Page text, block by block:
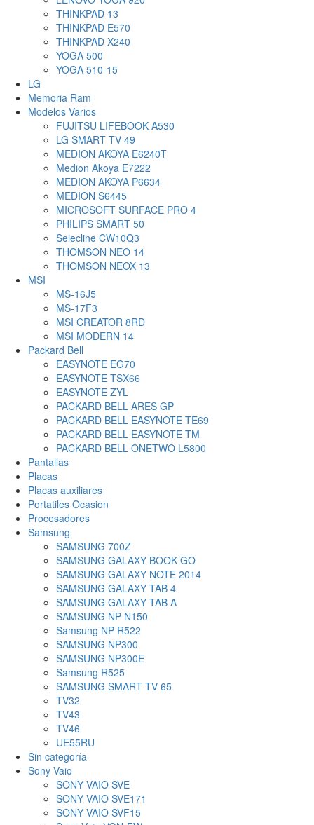
THINKPAD 13
THINKPAD E570
THINKPAD X240
YOGA 500
YOGA 510-15
LG
Memoria Ram
Modelos Varios
FUJITSU LIFEBOOK A530
LG SMART TV 49
MEDION AKOYA E6240T
Medion Akoya E7222
MEDION AKOYA P6634
MEDION S6445
MICROSOFT SURFACE PRO 4
PHILIPS SMART 50
Selecline CW10Q3
THOMSON NEO 14
THOMSON NEOX 13
MSI
MS-16J5
MS-17F3
MSI CREATOR 8RD
MSI MODERN 14
Packard Bell
EASYNOTE EG70
EASYNOTE TSX66
EASYNOTE ZYL
PACKARD BELL ARES GP
PACKARD BELL EASYNOTE TE69
PACKARD BELL EASYNOTE TM
PACKARD BELL ONETWO L5800
Pantallas
Placas
Placas auxiliares
Portatiles Ocasion
Procesadores
Samsung
SAMSUNG 700Z
SAMSUNG GALAXY BOOK GO
SAMSUNG GALAXY NOTE 2014
SAMSUNG GALAXY TAB 4
SAMSUNG GALAXY TAB A
SAMSUNG NP-N150
Samsung NP-R522
SAMSUNG NP300
SAMSUNG NP300E
Samsung R525
SAMSUNG SMART TV 65
TV32
TV43
TV46
UE55RU
Sin categoría
Sony Vaio
SONY VAIO SVE
SONY VAIO SVE171
SONY VAIO SVF15